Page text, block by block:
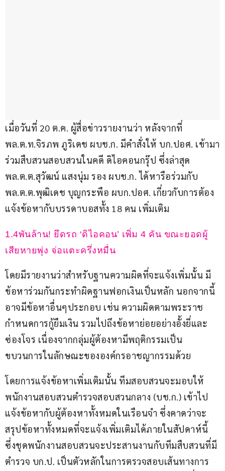
เมื่อวันที่ 20 ต.ค. ผู้สื่อข่าวรายงานว่า หลังจากที่
พล.ต.ท.จิรภพ ภูริเดช ผบช.ก. มีคำสั่งให้ บก.ปอศ. เข้ามา
ร่วมสืบสวนสอบสวนในคดี ดิไอคอนกรุ๊ป ซึ่งล่าสุด
พล.ต.ต.สุวัฒน์ แสงนุ่ม รอง ผบช.ก. ได้หารือร่วมกับ
พล.ต.ต.พุฒิเดช บุญกระพือ ผบก.ปอศ. เกี่ยวกับการต้อง
แจ้งข้อหากับบรรดาบอสทั้ง 18 คน เพิ่มเติม
1.4พันล้าน! ยึดรถ ‘ดิไอคอน’ เพิ่ม 4 คัน ขณะยอดผู้
เสียหายพุ่ง จ่อแตะครึ่งหมื่น
โดยมีรายงานว่าสำหรับฐานความผิดที่จะแจ้งเพิ่มนั้น มี
ข้อหาร่วมกันกระทำผิดฐานฟอกเงินเป็นหลัก นอกจากนี้
อาจมีข้อหาอื่นๆประกอบ เช่น ความผิดตามพระราช
กำหนดการกู้ยืมเงิน รวมไปถึงข้อหาย่อยอย่างอั้งยี่และ
ซ่องโจร เนื่องจากกลุ่มผู้ต้องหามีพฤติกรรมเป็น
ขบวนการในลักษณะขององค์กรอาชญากรรมด้วย
โดยการแจ้งข้อหาเพิ่มเติมนั้น ทีมสอบสวนจะมอบให้
พนักงานสอบสวนตำรวจสอบสวนกลาง (บช.ก.) เข้าไป
แจ้งข้อหากับผู้ต้องหาทั้งหมดในเรือนจำ ซึ่งคาดว่าจะ
สรุปข้อหาทั้งหมดที่จะแจ้งเพิ่มเติมได้ภายในสัปดาห์นี้
ซึ่งชุดพนักงานสอบสวนจะประสานงานกับทีมสืบสวนที่มี
ตำรวจ บก.ป. เป็นตัวหลักในการตรวจสอบเส้นทางการ